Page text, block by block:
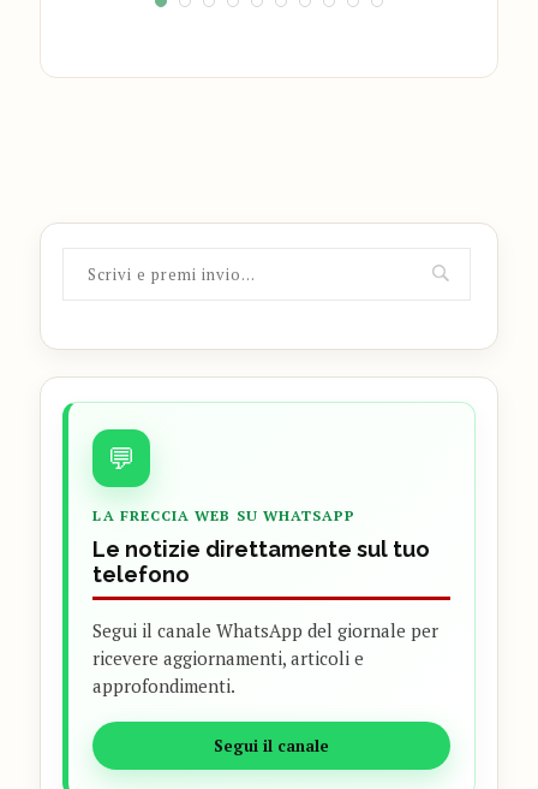
💬
LA FRECCIA WEB SU WHATSAPP
Le notizie direttamente sul tuo
telefono
Segui il canale WhatsApp del giornale per
ricevere aggiornamenti, articoli e
approfondimenti.
Segui il canale